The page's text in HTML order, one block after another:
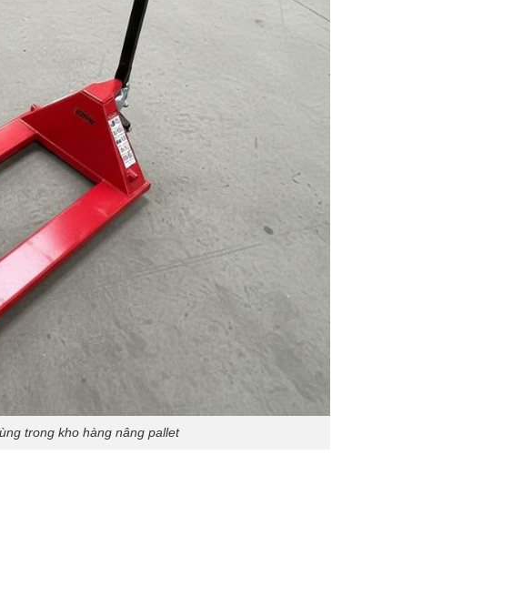
trong kho hàng nâng pallet